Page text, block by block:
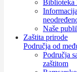
Biblioteka
Naše
Zaštita prirode
Područja od
Područja
zaštitom